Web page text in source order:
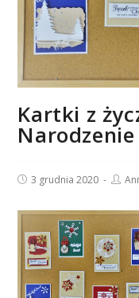
Kartki z
Narodzenie
Post3 grudnia 2020
Post